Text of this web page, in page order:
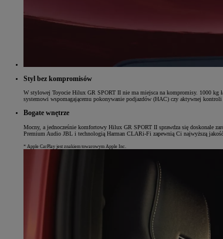
105 300 zł
Styl bez kompromisów
W stylowej Toyocie Hilux GR SPORT II nie ma miejsca na kompromisy. 1000 kg
systemowi wspomagającemu pokonywanie podjazdów (HAC) czy aktywnej
Bogate wnętrze
Mocny, a jednocześnie komfortowy Hilux GR SPORT II sprawdza się doskonale
Premium Audio JBL i technologią Harman CLARi-Fi zapewnią Ci najwyższą jakość
* Apple CarPlay jest znakiem towarowym Apple Inc.